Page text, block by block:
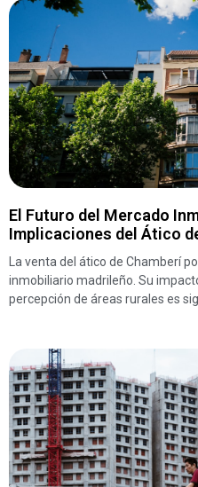
El Futuro del Mercado
Implicaciones del Ático
La venta del ático de Chamberí
inmobiliario madrileño. Su
percepción de áreas rurales es